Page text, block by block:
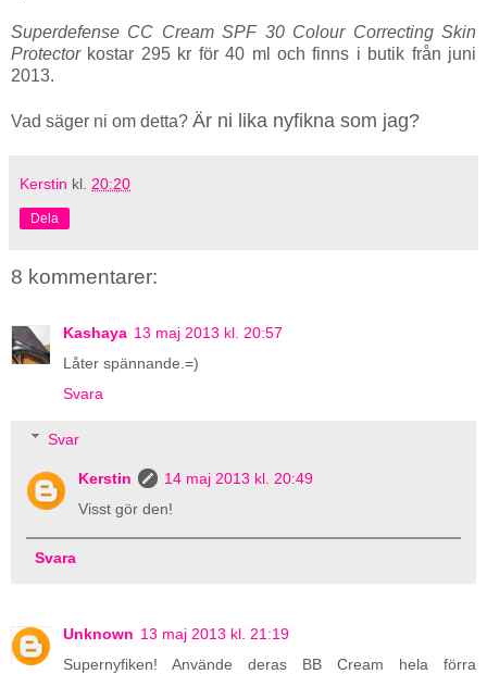
Superdefense CC Cream SPF 30 Colour Correcting Skin
Protectorkostar 295 kr för 40 ml och finns i butik från juni
2013.
Vad säger ni om detta? Är ni lika nyfikna som jag?
Kerstin kl. 20:20
Dela
8 kommentarer:
Kashaya 13 maj 2013 kl. 20:57
Låter spännande.=)
Svara
Svar
Kerstin
14 maj 2013 kl. 20:49
Visst gör den!
Svara
Unknown 13 maj 2013 kl. 21:19
Supernyfiken! Använde deras BB Cream hela förra